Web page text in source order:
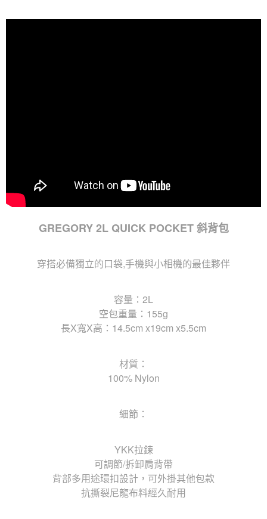
GREGORY 2L QUICK POCKET 斜背包
穿搭必備獨立的口袋,手機與小相機的最佳夥伴
容量：2L
空包重量：155g
長X寬X高：14.5cm x19cm x5.5cm
材質：
100% Nylon
細節：
YKK拉鍊
可調節/拆卸肩背帶
背部多用途環扣設計，可外掛其他包款
抗撕裂尼龍布料經久耐用